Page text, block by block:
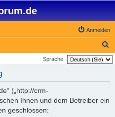
Anmelden
u
Sprache:
(„http://crm-
Ihnen und dem Betreiber ein
geschlossen: